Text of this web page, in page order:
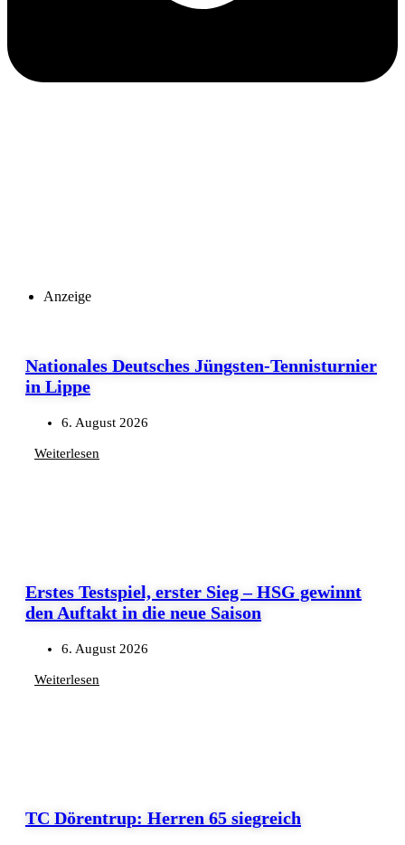
Anzeige
Nationales Deutsches Jüngsten-Tennisturnier
in Lippe
6. August 2026
Weiterlesen
Erstes Testspiel, erster Sieg – HSG gewinnt
den Auftakt in die neue Saison
6. August 2026
Weiterlesen
TC Dörentrup: Herren 65 siegreich